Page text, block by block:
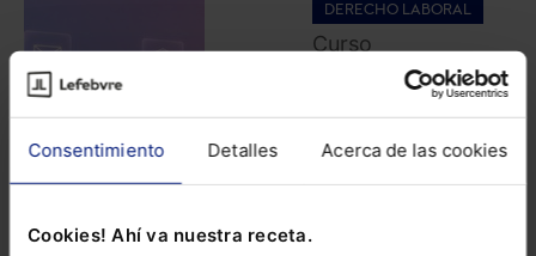
Consentimiento Detalles Acerca de las cookies
Cookies! Ahí va nuestra receta.
DERECHO LABORAL
Curso
Comunicaciones
con la seguridad
social. Sistema RED
2026 (3 sesiones